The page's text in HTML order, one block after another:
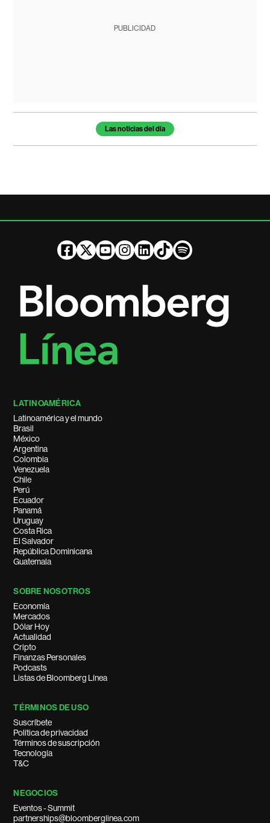
PUBLICIDAD
Temas de este artículoLas noticias del día
LATINOAMÉRICA
Latinoamérica y el mundo
Brasil
México
Argentina
Colombia
Venezuela
Chile
Perú
Ecuador
Panamá
Uruguay
Costa Rica
El Salvador
República Dominicana
Guatemala
SOBRE NOSOTROS
Economía
Mercados
Dólar Hoy
Actualidad
Cripto
Finanzas Personales
Podcasts
Listas de Bloomberg Línea
TÉRMINOS DE USO
Suscríbete
Política de privacidad
Términos de suscripción
Tecnología
T&C
NEGOCIOS
Eventos - Summit
partnerships@bloomberglinea.com